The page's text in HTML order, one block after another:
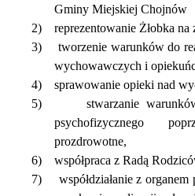
Gminy Miejskiej Chojnów
2)
reprezentowanie Żłobka na
3)
tworzenie warunków do
wychowawczych i
4)
sprawowanie opieki nad
5)
stwarzanie
psychofizycznego
prozdrowotne,
6)
współpraca z Radą
7)
współdziałanie z